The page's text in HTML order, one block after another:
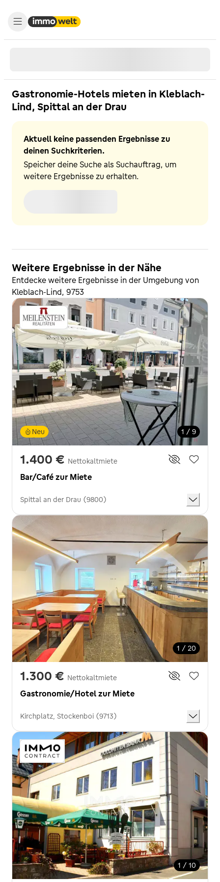
Gastronomie-Hotels mieten in Kleblach-
Lind, Spittal an der Drau
Aktuell keine passenden Ergebnisse zu
deinen Suchkriterien.
Speicher deine Suche als Suchauftrag, um
weitere Ergebnisse zu erhalten.
Weitere Ergebnisse in der Nähe
Entdecke weitere Ergebnisse in der Umgebung von
Kleblach-Lind, 9753
1 / 9
Neu
1.400 € Nettokaltmiete
Bar/Café zur Miete
Spittal an der Drau (9800)
1 / 20
1.300 € Nettokaltmiete
Gastronomie/Hotel zur Miete
Kirchplatz, Stockenboi (9713)
1 / 10